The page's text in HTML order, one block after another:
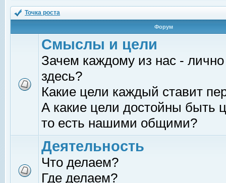
Точка роста
Форум
Смыслы и цели
Зачем каждому из нас -
здесь?
Какие цели каждый ставит
А какие цели достойны быть
то есть нашими общими?
Деятельность
Что делаем?
Где делаем?